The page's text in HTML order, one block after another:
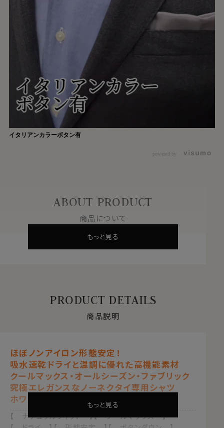
イタリアンカラーボタン有
powered by
ABOUT PRODUCT
商品について
もっと見る
PRODUCT DETAILS
商品説明
ほぼノンアイロン形態安定！
吸水速乾ドライと温調に優れた高機能素材
クールマックス・オールシーズン・ファブリック
究極エレガンスなノーネクタイ専用シャツ
ホワイト 白
【 ナチュラルフィット 】【 クールマックス 】
もっと見る